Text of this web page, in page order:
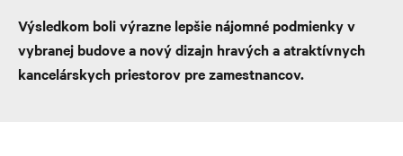
Výsledkom boli výrazne lepšie nájomné podmienky v
vybranej budove a nový dizajn hravých a atraktívnych
kancelárskych priestorov pre zamestnancov.